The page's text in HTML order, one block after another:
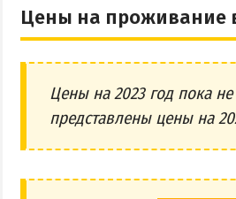
Цены на проживание
Цены на 2023 год пока
представлены цены на